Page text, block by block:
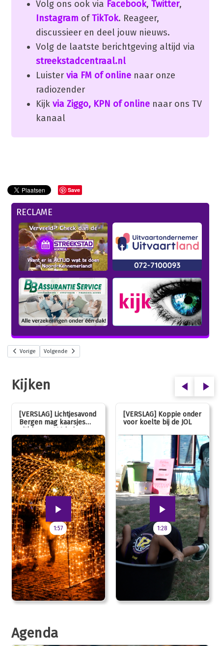
Volg ons ook via Facebook, Twitter,
Instagram ofTikTok. Reageer,
discussieer en deel jouw nieuws.
Volg de laatste berichtgeving altijd via
streekstadcentraal.nl
Luister via FM of onlinenaar onze
radiozender
Kijk via Ziggo, KPN of onlinenaar ons TV
kanaal
Save
RECLAME
Vorige Volgende
Kijken
[VERSLAG] Lichtjesavond
Bergen mag kaarsjes
uitblazen: 100 jarig
jubileum!
1:57
[VERSLAG] Koppie onder
voor koelte bij de JOL
1:28
Agenda